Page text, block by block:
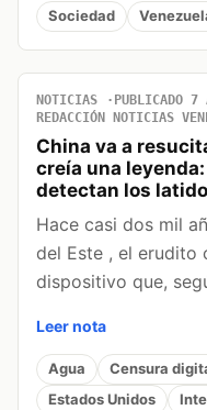
Sociedad
NOTICIAS PUBLICADO 7
REDACCIÓN NOTICIAS
China va a
creía una
detectan los
Hace casi dos mil
del Este , el erudito
dispositivo que,
Leer nota
Agua Censura
Estados Unidos